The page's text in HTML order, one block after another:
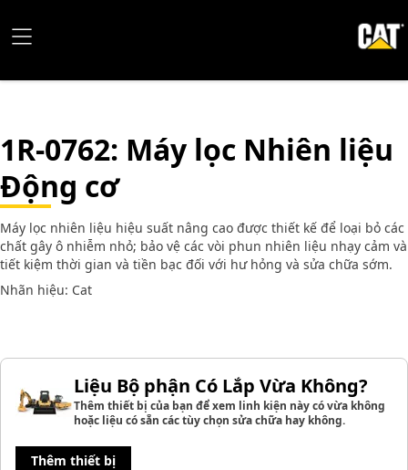
1R-0762: Máy lọc Nhiên liệu
Động cơ
Máy lọc nhiên liệu hiệu suất nâng cao được thiết kế để loại bỏ các
chất gây ô nhiễm nhỏ; bảo vệ các vòi phun nhiên liệu nhạy cảm và
tiết kiệm thời gian và tiền bạc đối với hư hỏng và sửa chữa sớm.
Nhãn hiệu: Cat
Liệu Bộ phận Có Lắp Vừa Không?
Thêm thiết bị của bạn để xem linh kiện này có vừa không
hoặc liệu có sẵn các tùy chọn sửa chữa hay không.
Thêm thiết bị